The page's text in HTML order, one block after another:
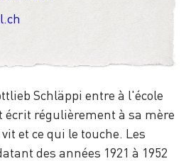
Schläppi entre à l'école
écrit régulièrement à sa mère
et ce qui le touche. Les
des années 1921 à 1952